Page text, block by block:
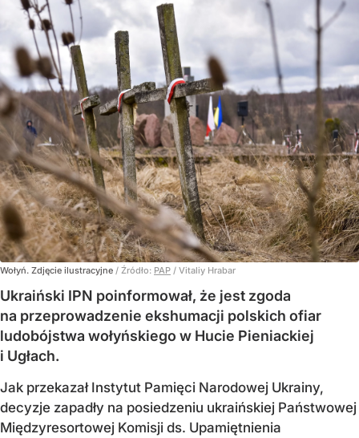
Wołyń. Zdjęcie ilustracyjne / Źródło: PAP / Vitaliy Hrabar
Ukraiński IPN poinformował, że jest zgoda
na przeprowadzenie ekshumacji polskich ofiar
ludobójstwa wołyńskiego w Hucie Pieniackiej
i Ugłach.
Jak przekazał Instytut Pamięci Narodowej Ukrainy,
decyzje zapadły na posiedzeniu ukraińskiej Państwowej
Międzyresortowej Komisji ds. Upamiętnienia